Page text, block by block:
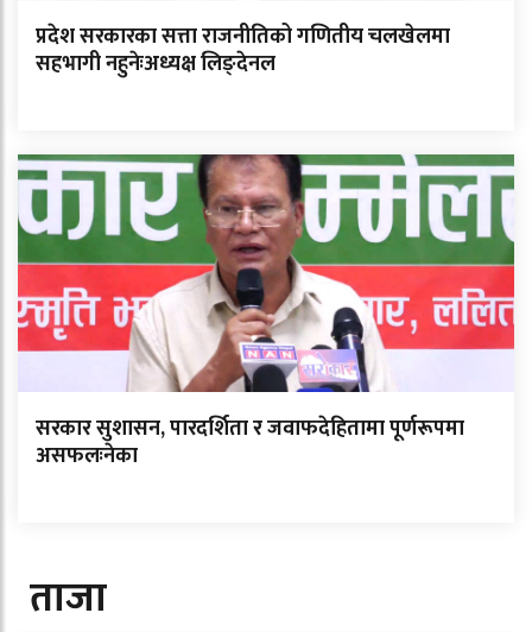
प्रदेश सरकारका सत्ता राजनीतिको गणितीय चलखेलमा
सहभागी नहुनेःअध्यक्ष लिङ्देनल
सरकार सुशासन, पारदर्शिता र जवाफदेहितामा पूर्णरूपमा
असफलःनेका
ताजा